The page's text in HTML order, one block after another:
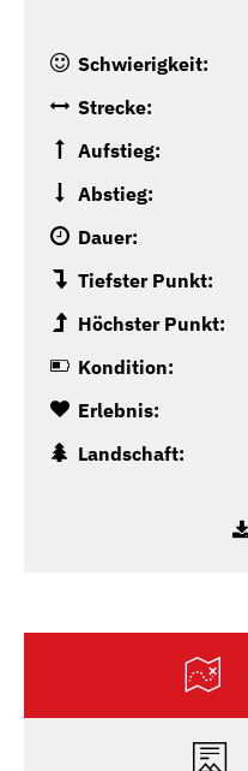
Schwierigkeit:
Strecke:
Aufstieg:
Abstieg:
Dauer:
Tiefster Punkt:
Höchster Punkt:
Kondition:
Erlebnis:
Landschaft: